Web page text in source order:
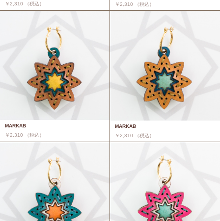
￥2,310 （税込）
￥2,310 （税込）
MARKAB
￥2,310 （税込）
MARKAB
￥2,310 （税込）